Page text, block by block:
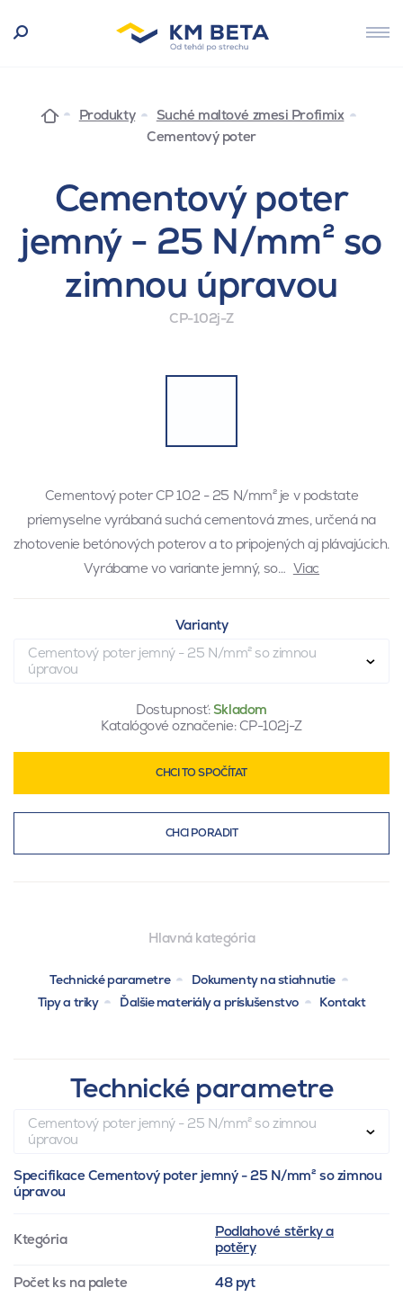
Produkty
Suché maltové zmesi Profimix
Cementový poter
Cementový poter
jemný - 25 N/mm² so
zimnou úpravou
CP-102j-Z
Cementový poter CP 102 - 25 N/mm² je v podstate
priemyselne vyrábaná suchá cementová zmes, určená na
zhotovenie betónových poterov a to pripojených aj plávajúcich.
Vyrábame vo variante jemný, so… Viac
Varianty
Cementový poter jemný - 25 N/mm² so zimnou
úpravou
Dostupnosť:Skladom
Katalógové označenie: CP-102j-Z
CHCI TO SPOČÍTAT
CHCI PORADIT
Hlavná kategória
Technické parametre
Dokumenty na stiahnutie
Tipy a triky
Ďalšie materiály a príslušenstvo Kontakt
Technické parametre
Cementový poter jemný - 25 N/mm² so zimnou
úpravou
Specifikace Cementový poter jemný - 25 N/mm² so zimnou
úpravou
Ktegória
Podlahové stěrky a
potěry
Počet ks na palete 48 pyt